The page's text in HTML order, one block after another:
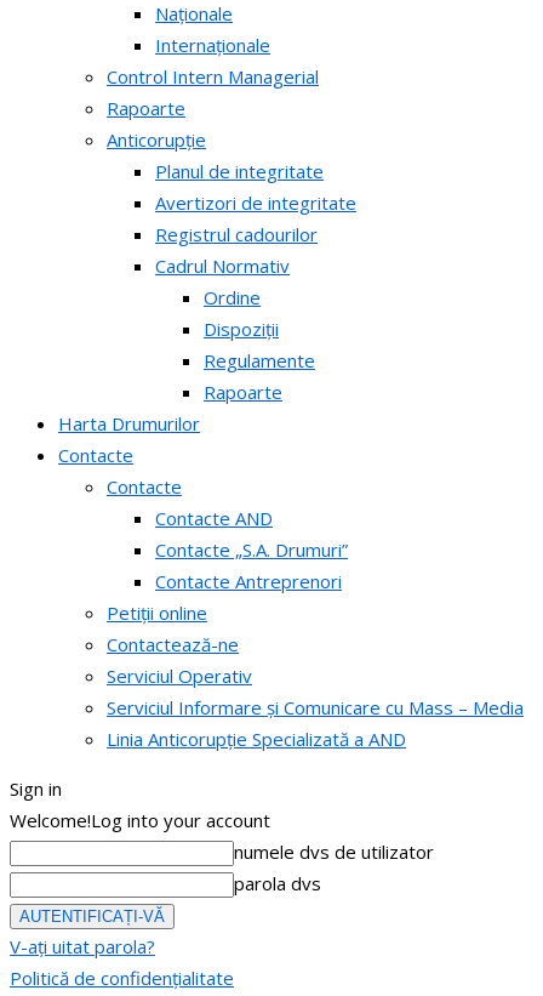
Naționale
Internaționale
Control Intern Managerial
Rapoarte
Anticorupție
Planul de integritate
Avertizori de integritate
Registrul cadourilor
Cadrul Normativ
Ordine
Dispoziții
Regulamente
Rapoarte
Harta Drumurilor
Contacte
Contacte
Contacte AND
Contacte „S.A. Drumuri”
Contacte Antreprenori
Petiții online
Contactează-ne
Serviciul Operativ
Serviciul Informare și Comunicare cu Mass – Media
Linia Anticorupție Specializată a AND
Sign in
Welcome!Log into your account
numele dvs de utilizator
parola dvs
V-ați uitat parola?
Politică de confidențialitate